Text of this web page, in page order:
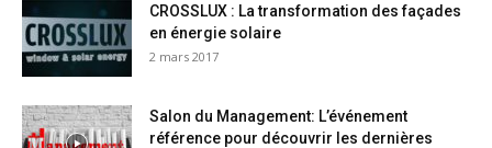
CROSSLUX : La transformation des façades
en énergie solaire
2 mars 2017
Salon du Management: L’événement
référence pour découvrir les dernières